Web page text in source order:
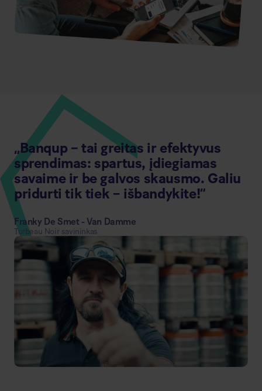
„Banqup – tai greitas ir efektyvus
sprendimas: spartus, įdiegiamas
savaime ir be galvos skausmo. Galiu
pridurti tik tiek – išbandykite!“
Franky De Smet - Van Damme
Turbeau Noir savininkas